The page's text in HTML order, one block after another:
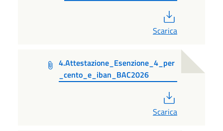
Scarica
4.Attestazione_Esenzione_4_per
_cento_e_iban_BAC2026
Scarica